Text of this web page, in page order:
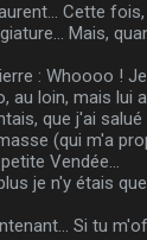
Cette
Mais,
: Whoooo !
au loin, mais lui
que j'ai
(qui m'a
Vendée...
je n'y étais
Si tu